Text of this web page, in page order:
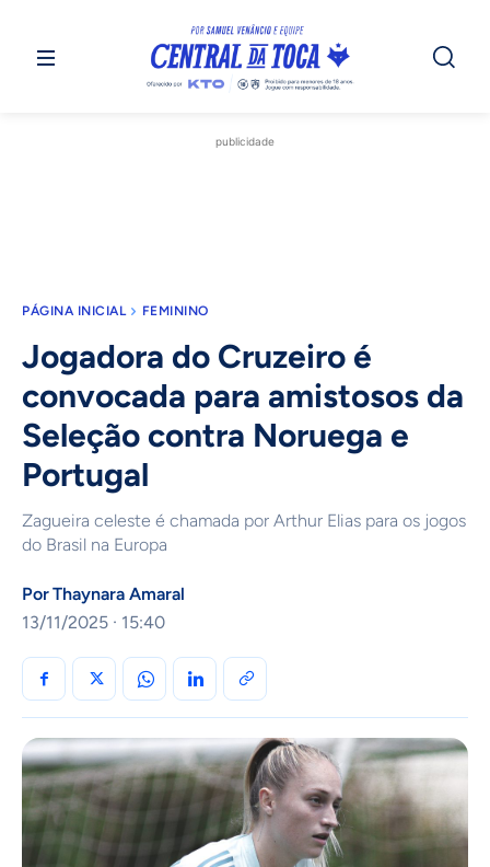
publicidade
PÁGINA INICIAL FEMININO
Jogadora do Cruzeiro é
convocada para amistosos da
Seleção contra Noruega e
Portugal
Zagueira celeste é chamada por Arthur Elias para os jogos
do Brasil na Europa
PorThaynara Amaral
13/11/2025 · 15:40